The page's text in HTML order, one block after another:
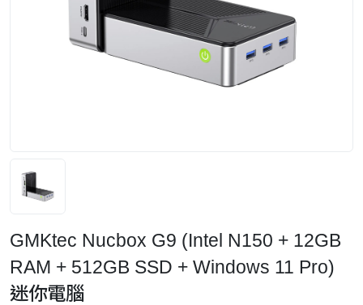
GMKtec Nucbox G9 (Intel N150 + 12GB
RAM + 512GB SSD + Windows 11 Pro)
迷你電腦